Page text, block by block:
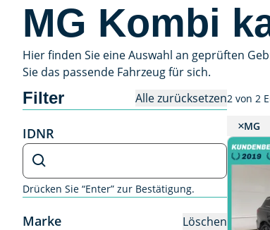
MG Kombi
Hier finden Sie eine Auswahl an geprüften
Sie das passende Fahrzeug für sich.
Filter Alle zurücksetzen
IDNR
IDNR
Drücken Sie “Enter” zur Bestätigung.
Marke
Löschen
2 von 2
MG